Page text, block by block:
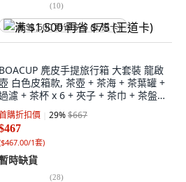
(10)
满 $1,500 再省 $75 (王道卡)
BOACUP 麂皮手提旅行箱 大套裝 龍啟
壺 白色皮箱款, 茶壺 + 茶海 + 茶葉罐 +
濾 + 茶杯 x 6 + 夾子 + 茶巾 + 茶盤,
黑色, 1組
購折扣價 29%$667
$467.00/1套)
時缺貨
(28)